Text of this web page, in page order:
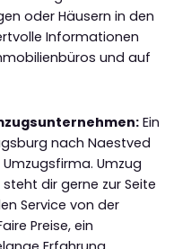
oder Häusern in den
Informationen
und auf
Ein
nach Naestved
Umzug
dir gerne zur Seite
Service von der
Preise, ein